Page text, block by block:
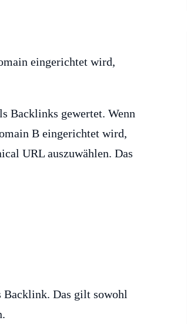
eingerichtet wird,
Backlinks gewertet. Wenn
B eingerichtet wird,
URL auszuwählen. Das
Backlink. Das gilt sowohl